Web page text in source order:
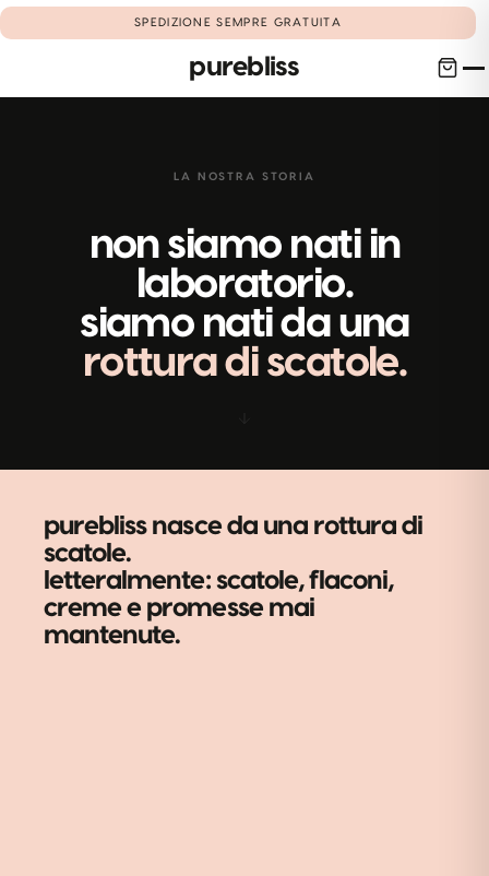
SPEDIZIONE SEMPRE GRATUITA
purebliss
contatti
account
LA NOSTRA STORIA
non siamo nati in
laboratorio.
siamo nati da una
rottura di scatole.
purebliss nasce da una rottura di
scatole.
letteralmente: scatole, flaconi,
creme e promesse mai
mantenute.